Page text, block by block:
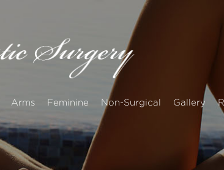
Arms Feminine Non-Surgical Gallery